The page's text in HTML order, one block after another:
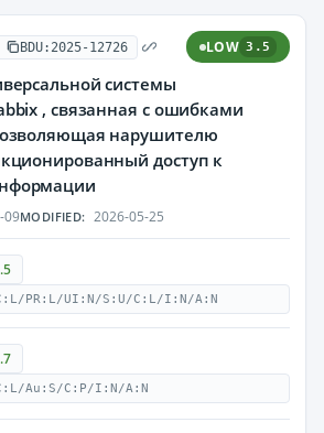
BDU:2025-12726 LOW 3.5
системы
, связанная с ошибками
нарушителю
доступ к
09MODIFIED: 2026-05-25
PR:L/UI:N/S:U/C:L/I:N/A:N
Au:S/C:P/I:N/A:N